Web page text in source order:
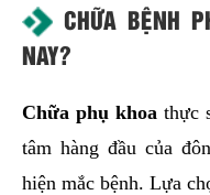
CHỮA BỆNH
NAY?
Chữa phụ khoa thực
tâm hàng đầu của
hiện mắc bệnh. Lựa